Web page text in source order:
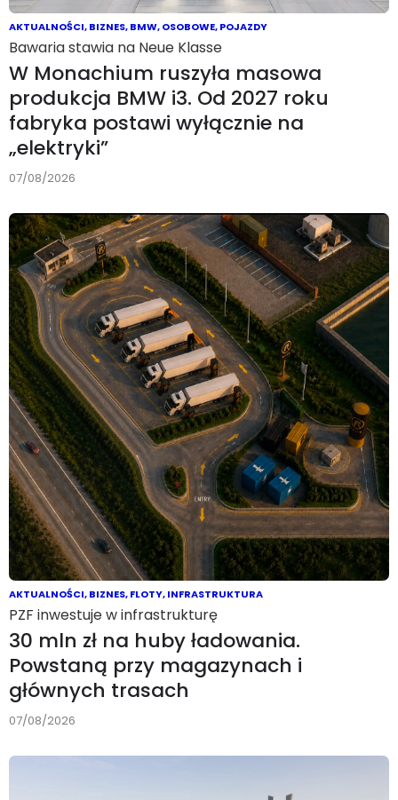
AKTUALNOŚCI,BIZNES,BMW,OSOBOWE,POJAZDY
Bawaria stawia na Neue Klasse
W Monachium ruszyła masowa
produkcja BMW i3. Od 2027 roku
fabryka postawi wyłącznie na
„elektryki”
07/08/2026
AKTUALNOŚCI,BIZNES,FLOTY,INFRASTRUKTURA
PZF inwestuje w infrastrukturę
30 mln zł na huby ładowania.
Powstaną przy magazynach i
głównych trasach
07/08/2026